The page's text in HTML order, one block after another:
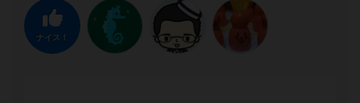
ナイス！